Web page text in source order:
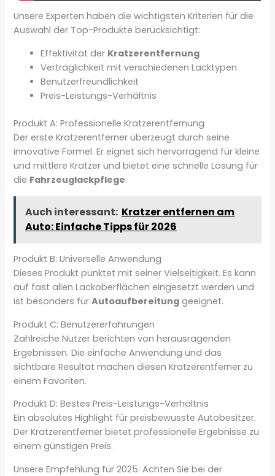
Unsere Experten haben die wichtigsten Kriterien für die
Auswahl der Top-Produkte berücksichtigt:
Effektivität der Kratzerentfernung
Verträglichkeit mit verschiedenen Lacktypen
Benutzerfreundlichkeit
Preis-Leistungs-Verhältnis
Produkt A: Professionelle Kratzerentfernung
Der erste Kratzerentferner überzeugt durch seine
innovative Formel. Er eignet sich hervorragend für kleine
und mittlere Kratzer und bietet eine schnelle Lösung für
die Fahrzeuglackpflege.
Auch interessant: Kratzer entfernen am
Auto: Einfache Tipps für 2026
Produkt B: Universelle Anwendung
Dieses Produkt punktet mit seiner Vielseitigkeit. Es kann
auf fast allen Lackoberflächen eingesetzt werden und
ist besonders fürAutoaufbereitung geeignet.
Produkt C: Benutzererfahrungen
Zahlreiche Nutzer berichten von herausragenden
Ergebnissen. Die einfache Anwendung und das
sichtbare Resultat machen diesen Kratzerentferner zu
einem Favoriten.
Produkt D: Bestes Preis-Leistungs-Verhältnis
Ein absolutes Highlight für preisbewusste Autobesitzer.
Der Kratzerentferner bietet professionelle Ergebnisse zu
einem günstigen Preis.
Unsere Empfehlung für 2025: Achten Sie bei der